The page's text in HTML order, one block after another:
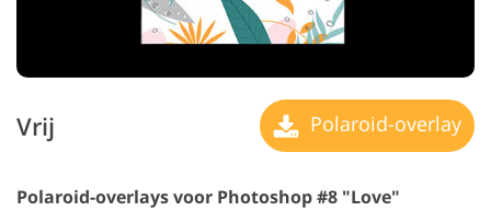
Vrij Polaroid-overlay
Polaroid-overlays voor Photoshop #8 "Love"